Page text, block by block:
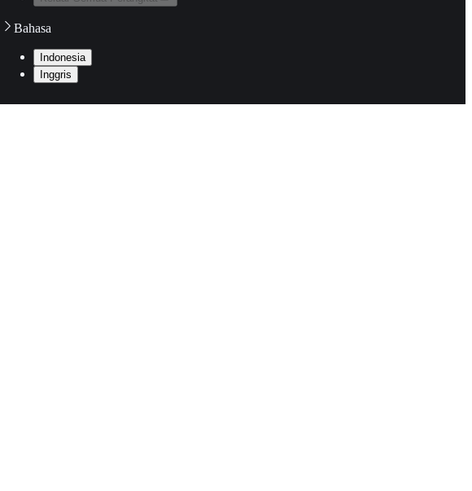
Bahasa
Indonesia
Inggris